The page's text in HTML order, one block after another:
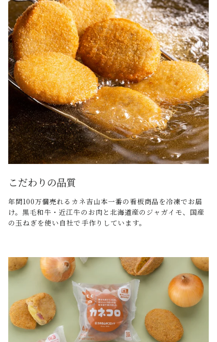
こだわりの品質
年間100万個売れるカネ吉山本一番の看板商品を冷凍でお届
け。黒毛和牛・近江牛のお肉と北海道産のジャガイモ、国産
の玉ねぎを使い自社で手作りしています。